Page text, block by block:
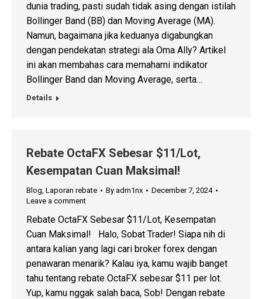
dunia trading, pasti sudah tidak asing dengan istilah
Bollinger Band (BB) dan Moving Average (MA).
Namun, bagaimana jika keduanya digabungkan
dengan pendekatan strategi ala Oma Ally? Artikel
ini akan membahas cara memahami indikator
Bollinger Band dan Moving Average, serta…
Details
Rebate OctaFX Sebesar $11/Lot,
Kesempatan Cuan Maksimal!
Blog, Laporan rebate By adm1nx
December 7, 2024
Leave a comment
Rebate OctaFX Sebesar $11/Lot, Kesempatan
Cuan Maksimal! Halo, Sobat Trader! Siapa nih di
antara kalian yang lagi cari broker forex dengan
penawaran menarik? Kalau iya, kamu wajib banget
tahu tentang rebate OctaFX sebesar $11 per lot.
Yup, kamu nggak salah baca, Sob! Dengan rebate